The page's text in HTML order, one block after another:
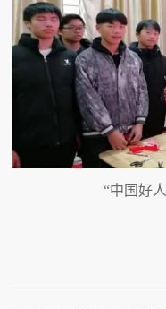
“中国好人